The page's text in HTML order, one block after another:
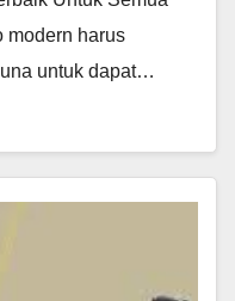
modern harus
untuk dapat…